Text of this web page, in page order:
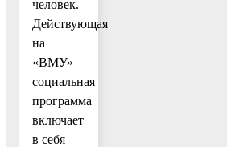
человек.
Действующая
на
«ВМУ»
социальная
программа
включает
в себя